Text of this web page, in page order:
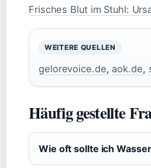
Frisches Blut im Stuhl:
WEITERE QUELLEN
gelorevoice.de, aok.de,
Häufig gestellte
Wie oft sollte ich